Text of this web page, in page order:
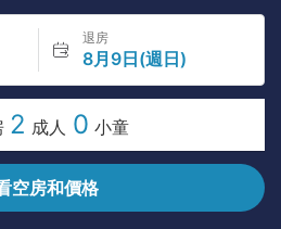
退房
8月9日(週日)
2 成人 0 小童
空房和價格